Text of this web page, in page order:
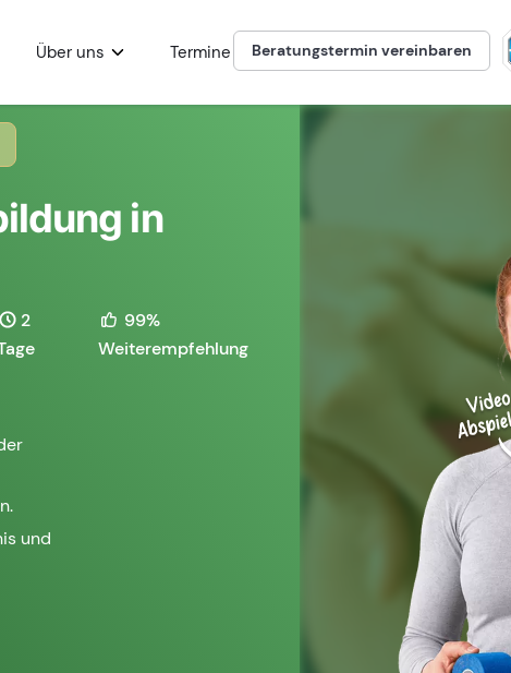
Über uns Termine Beratungstermin vereinbaren
in
2
99%
Weiterempfehlung
und